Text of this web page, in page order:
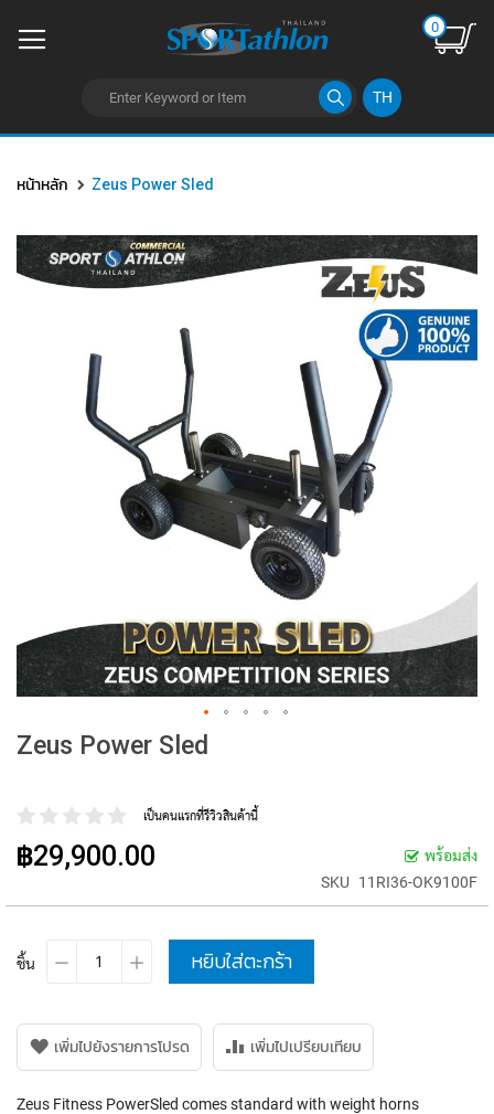
TH
0
ยัง
หน้าหลัก Zeus Power Sled
Zeus Power Sled
เป็นคนแรกที่รีวิวสินค้านี้
฿29,900.00
พร้อมส่ง
SKU 11RI36-OK9100F
ชิ้น หยิบใส่ตะกร้า
เพิ่มไปยังรายการโปรด เพิ่มไปเปรียบเทียบ
Zeus Fitness PowerSled comes standard with weight horns